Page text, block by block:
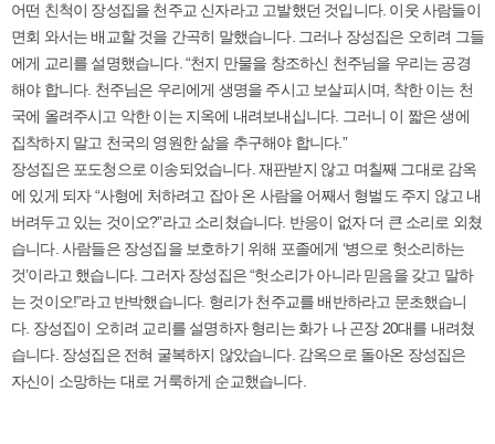
어떤 친척이 장성집을 천주교 신자라고 고발했던 것입니다. 이웃 사람들이
면회 와서는 배교할 것을 간곡히 말했습니다. 그러나 장성집은 오히려 그들
에게 교리를 설명했습니다. “천지 만물을 창조하신 천주님을 우리는 공경
해야 합니다. 천주님은 우리에게 생명을 주시고 보살피시며, 착한 이는 천
국에 올려주시고 악한 이는 지옥에 내려보내십니다. 그러니 이 짧은 생에
집착하지 말고 천국의 영원한 삶을 추구해야 합니다.”
장성집은 포도청으로 이송되었습니다. 재판받지 않고 며칠째 그대로 감옥
에 있게 되자 “사형에 처하려고 잡아 온 사람을 어째서 형벌도 주지 않고 내
버려두고 있는 것이오?”라고 소리쳤습니다. 반응이 없자 더 큰 소리로 외쳤
습니다. 사람들은 장성집을 보호하기 위해 포졸에게 ‘병으로 헛소리하는
것’이라고 했습니다. 그러자 장성집은 “헛소리가 아니라 믿음을 갖고 말하
는 것이오!”라고 반박했습니다. 형리가 천주교를 배반하라고 문초했습니
다. 장성집이 오히려 교리를 설명하자 형리는 화가 나 곤장 20대를 내려쳤
습니다. 장성집은 전혀 굴복하지 않았습니다. 감옥으로 돌아온 장성집은
자신이 소망하는 대로 거룩하게 순교했습니다.